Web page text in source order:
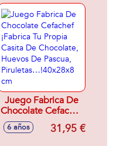
Juego Fabrica De
Chocolate Cefachef
¡Fabrica Tu Propia
Casita De
6 años 31,95 €